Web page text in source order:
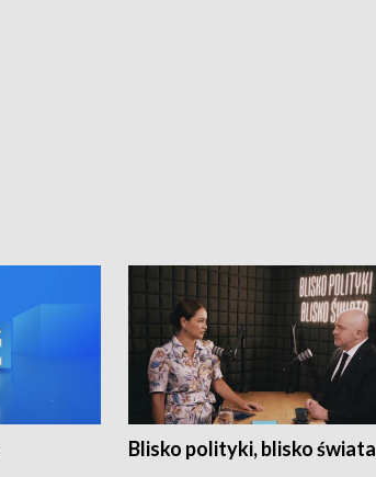
Blisko polityki, blisko świata